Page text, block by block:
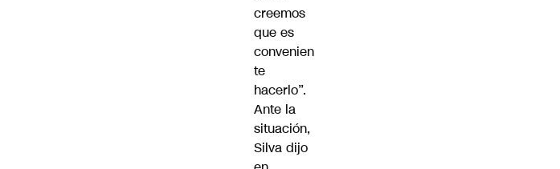
creemos
que es
convenien
te
hacerlo”.
Ante la
situación,
Silva dijo